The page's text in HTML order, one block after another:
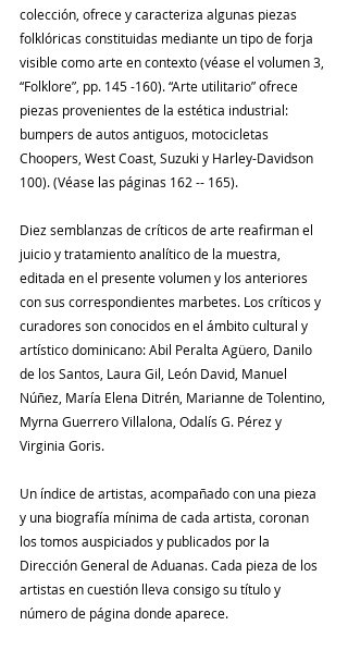
colección, ofrece y caracteriza algunas piezas
folklóricas constituidas mediante un tipo de forja
visible como arte en contexto (véase el volumen 3,
“Folklore”, pp. 145 -160). “Arte utilitario” ofrece
piezas provenientes de la estética industrial:
bumpers de autos antiguos, motocicletas
Choopers, West Coast, Suzuki y Harley-Davidson
100). (Véase las páginas 162 -- 165).
Diez semblanzas de críticos de arte reafirman el
juicio y tratamiento analítico de la muestra,
editada en el presente volumen y los anteriores
con sus correspondientes marbetes. Los críticos y
curadores son conocidos en el ámbito cultural y
artístico dominicano: Abil Peralta Agüero, Danilo
de los Santos, Laura Gil, León David, Manuel
Núñez, María Elena Ditrén, Marianne de Tolentino,
Myrna Guerrero Villalona, Odalís G. Pérez y
Virginia Goris.
Un índice de artistas, acompañado con una pieza
y una biografía mínima de cada artista, coronan
los tomos auspiciados y publicados por la
Dirección General de Aduanas. Cada pieza de los
artistas en cuestión lleva consigo su título y
número de página donde aparece.